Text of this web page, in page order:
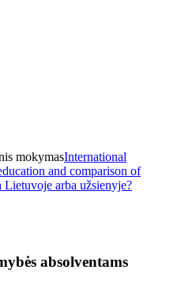
mokymasInternational
and comparison of
Lietuvoje arba užsienyje?
absolventams